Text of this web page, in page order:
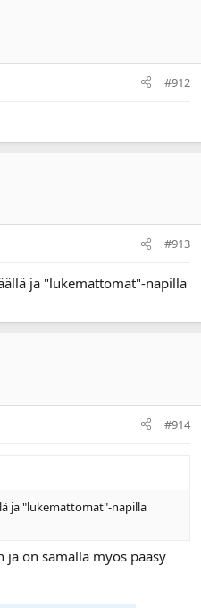
#912
#913
ja "lukemattomat"-napilla
#914
ja "lukemattomat"-napilla
ja on samalla myös pääsy